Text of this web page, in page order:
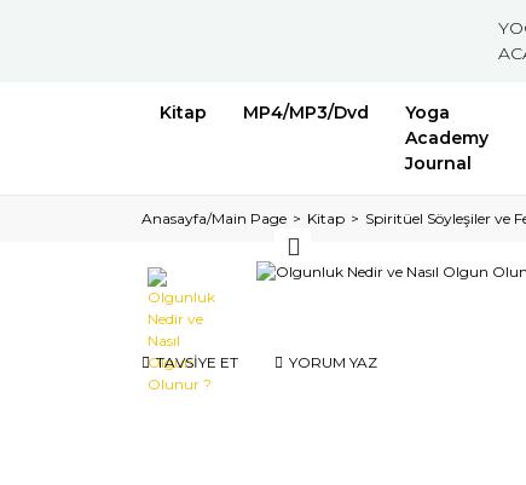
Kitap MP4/MP3/Dvd
Yoga
Academy
Journal
Anasayfa/Main Page Kitap Spiritüel Söyleşiler ve
TAVSİYE ET YORUM YAZ